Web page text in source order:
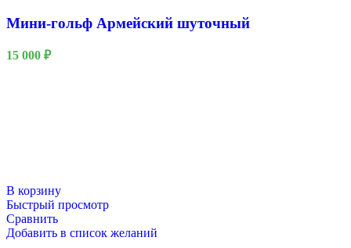
Мини-гольф Армейский шуточный
15 000 ₽
В корзину
Быстрый просмотр
Сравнить
Добавить в список желаний